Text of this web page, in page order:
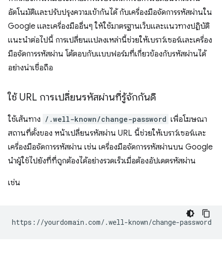
อัตโนมัติและปรับปรุงความเข้ากันได้ กับเครื่องมือจัดการรหัสผ่านใน
Google และเครื่องมืออื่นๆ ให้ใช้มาตรฐานเว็บและแนวทางปฏิบัติ
แนะนำต่อไปนี้ การเปลี่ยนแปลงเหล่านี้ช่วยให้เบราว์เซอร์และเครื่อง
มือจัดการรหัสผ่าน โต้ตอบกับแบบฟอร์มที่เกี่ยวข้องกับรหัสผ่านได้
อย่างน่าเชื่อถือ
ใช้ URL การเปลี่ยนรหัสผ่านที่รู้จักกันดี
ใช้เส้นทาง /.well-known/change-password เพื่อโฆษณา
สถานที่ตั้งของ หน้าเปลี่ยนรหัสผ่าน URL นี้ช่วยให้เบราว์เซอร์และ
เครื่องมือจัดการรหัสผ่าน เช่น เครื่องมือจัดการรหัสผ่านบน Google
นำผู้ใช้ไปยังที่ที่ถูกต้องได้อย่างรวดเร็วเมื่อต้องอัปเดตรหัสผ่าน
เช่น